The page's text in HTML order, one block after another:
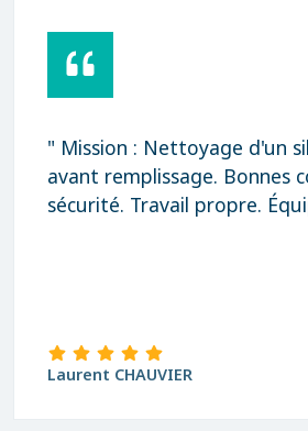
d'un silo à Granulés
conditions de
Équipe sympa. "